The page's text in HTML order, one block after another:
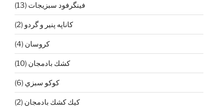
فينگرفود سبزيجات (13)
كاناپه پنير و گردو (2)
كروسان (4)
كشك بادمجان (10)
كوكو سبزي (6)
كيك كشك بادمجان (2)